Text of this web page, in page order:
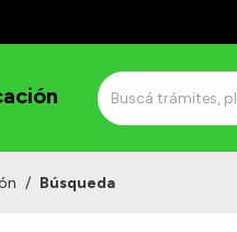
/ Búsqueda